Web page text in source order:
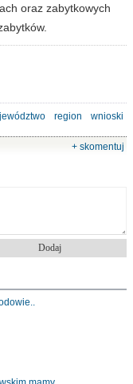
oraz zabytkowych
region wnioski
+ skomentuj